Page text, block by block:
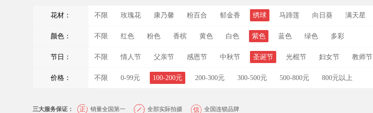
花材： 不限 玫瑰花 康乃馨 粉百合 郁金香 绣球 马蹄莲 向日葵 满天星
颜色： 不限 红色 粉色 香槟 黄色 白色 紫色 蓝色 绿色 多彩
节日： 不限 情人节 父亲节 感恩节 中秋节 圣诞节 光棍节 妇女节 教师节
价格： 不限 0-99元 100-200元 200-300元 300-500元 500-800元 800元以上
三大服务保证： 销量全国第一 全部实际拍摄 全国连锁品牌